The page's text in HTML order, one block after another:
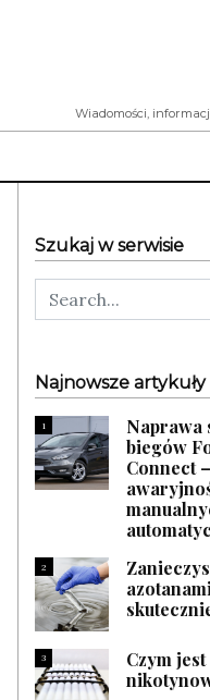
Wiadomości,
Szukaj w serwisie
Najnowsze artykuły
1
Naprawa
biegów
Connect
2
3
Czym jest